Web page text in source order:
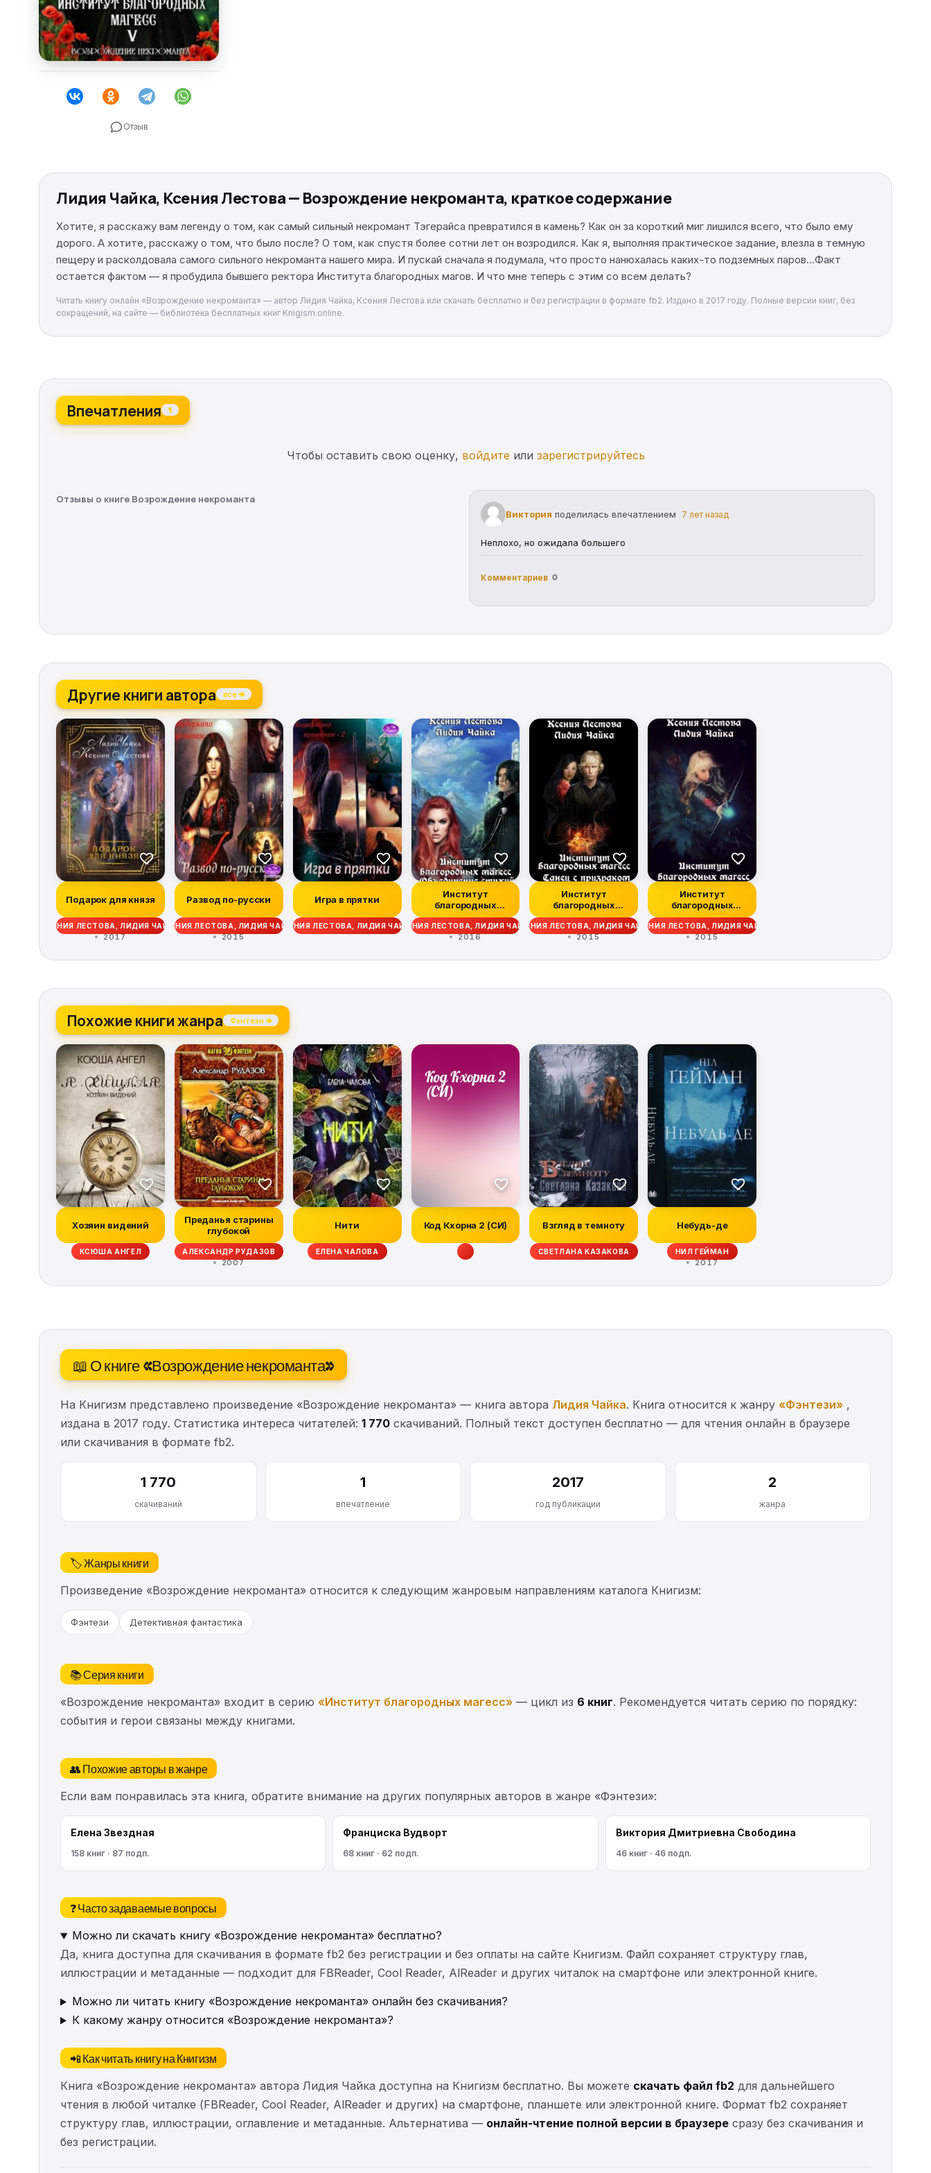
Отзыв
Лидия Чайка, Ксения Лестова — Возрождение некроманта, краткое содержание
Хотите, я расскажу вам легенду о том, как самый сильный некромант Тэгерайса превратился в камень? Как он за короткий миг лишился всего, что было ему
дорого. А хотите, расскажу о том, что было после? О том, как спустя более сотни лет он возродился. Как я, выполняя практическое задание, влезла в темную
пещеру и расколдовала самого сильного некроманта нашего мира. И пускай сначала я подумала, что просто нанюхалась каких-то подземных паров…Факт
остается фактом — я пробудила бывшего ректора Института благородных магов. И что мне теперь с этим со всем делать?
Читать книгу онлайн «Возрождение некроманта» — автор Лидия Чайка, Ксения Лестова или скачать бесплатно и без регистрации в формате fb2. Издано в 2017 году. Полные версии книг, без
сокращений, на сайте — библиотека бесплатных книг Knigism.online.
Впечатления 1
Чтобы оставить свою оценку, войдите или зарегистрируйтесь
Отзывы о книге Возрождение некроманта
Виктория поделилась впечатлением 7 лет назад
Неплохо, но ожидала большего
Комментариев 0
Другие книги автора все →
Подарок для князя
КСЕНИЯ ЛЕСТОВА, ЛИДИЯ ЧАЙКА
2017
Развод по-русски
КСЕНИЯ ЛЕСТОВА, ЛИДИЯ ЧАЙКА
2015
Игра в прятки
КСЕНИЯ ЛЕСТОВА, ЛИДИЯ ЧАЙКА
Институт
благородных
магесс.
Объединение
стихий
КСЕНИЯ ЛЕСТОВА, ЛИДИЯ ЧАЙКА
2016
Институт
благородных
магесс. Танец с
призраком
КСЕНИЯ ЛЕСТОВА, ЛИДИЯ ЧАЙКА
2015
Институт
благородных
магесс
КСЕНИЯ ЛЕСТОВА, ЛИДИЯ ЧАЙКА
2015
Похожие книги жанра Фэнтези →
Хозяин видений
КСЮША АНГЕЛ
Преданья старины
глубокой
АЛЕКСАНДР РУДАЗОВ
2007
Нити
ЕЛЕНА ЧАЛОВА
Код Кхорна 2 (СИ) Взгляд в темноту
СВЕТЛАНА КАЗАКОВА
Небудь-де
НИЛ ГЕЙМАН
2017
📖 О книге «Возрождение некроманта»
На Книгизм представлено произведение «Возрождение некроманта» — книга автора Лидия Чайка. Книга относится к жанру «Фэнтези» ,
издана в 2017 году. Статистика интереса читателей: 1 770 скачиваний. Полный текст доступен бесплатно — для чтения онлайн в браузере
или скачивания в формате fb2.
1 770
скачиваний
1
впечатление
2017
год публикации
2
жанра
🏷️ Жанры книги
Произведение «Возрождение некроманта» относится к следующим жанровым направлениям каталога Книгизм:
Фэнтези Детективная фантастика
📚 Серия книги
«Возрождение некроманта» входит в серию «Институт благородных магесс» — цикл из 6 книг. Рекомендуется читать серию по порядку:
события и герои связаны между книгами.
👥 Похожие авторы в жанре
Если вам понравилась эта книга, обратите внимание на других популярных авторов в жанре «Фэнтези»:
Елена Звездная
158 книг · 87 подп.
Франциска Вудворт
68 книг · 62 подп.
Виктория Дмитриевна Свободина
46 книг · 46 подп.
❓ Часто задаваемые вопросы
Можно ли скачать книгу «Возрождение некроманта» бесплатно?
Да, книга доступна для скачивания в формате fb2 без регистрации и без оплаты на сайте Книгизм. Файл сохраняет структуру глав,
иллюстрации и метаданные — подходит для FBReader, Cool Reader, AlReader и других читалок на смартфоне или электронной книге.
Можно ли читать книгу «Возрождение некроманта» онлайн без скачивания?
К какому жанру относится «Возрождение некроманта»?
📲 Как читать книгу на Книгизм
Книга «Возрождение некроманта» автора Лидия Чайка доступна на Книгизм бесплатно. Вы можете скачать файл fb2 для дальнейшего
чтения в любой читалке (FBReader, Cool Reader, AlReader и других) на смартфоне, планшете или электронной книге. Формат fb2 сохраняет
структуру глав, иллюстрации, оглавление и метаданные. Альтернатива — онлайн-чтение полной версии в браузере сразу без скачивания и
без регистрации.